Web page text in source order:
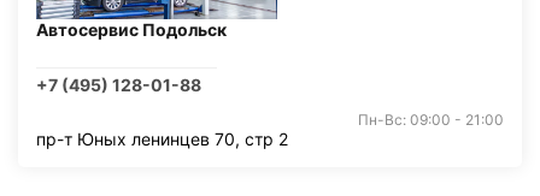
Автосервис Подольск
+7 (495) 128-01-88
Пн-Вс: 09:00 - 21:00
пр-т Юных ленинцев 70, стр 2